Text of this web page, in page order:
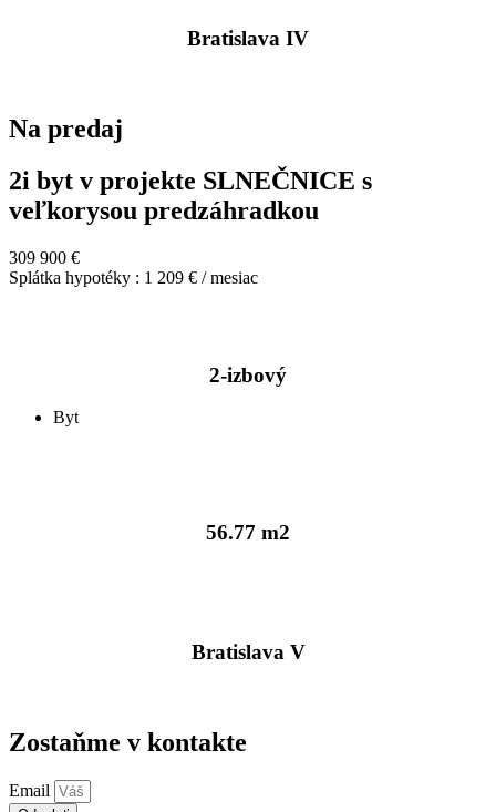
Bratislava IV
Na predaj
2i byt v projekte SLNEČNICE s
veľkorysou predzáhradkou
309 900 €
Splátka hypotéky : 1 209 € / mesiac
2-izbový
Byt
56.77 m2
Bratislava V
Zostaňme v kontakte
Email